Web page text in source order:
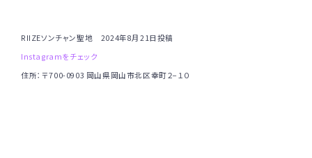
RIIZEソンチャン聖地 2024年8月21日投稿
Instagramをチェック
住所：〒700-0903 岡山県岡山市北区幸町２−１０